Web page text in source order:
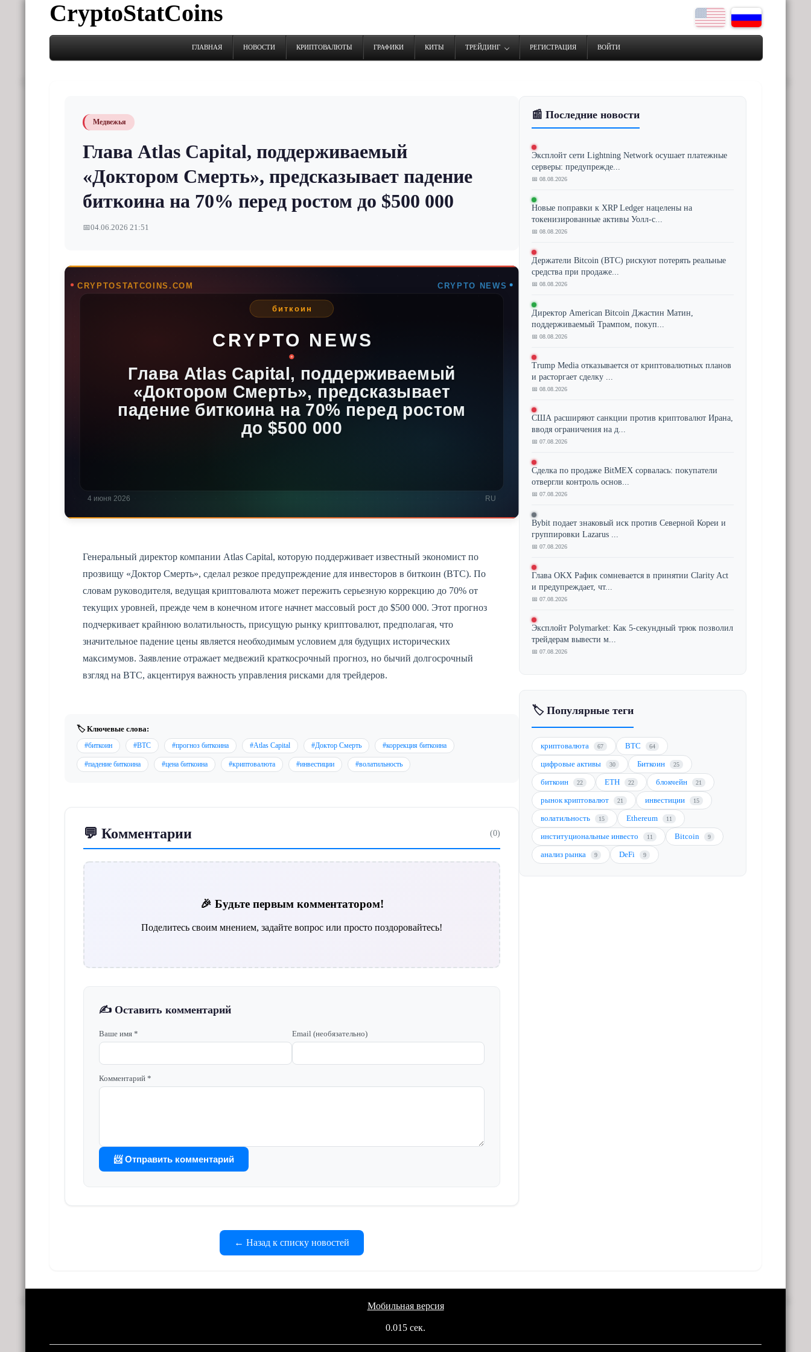
CryptoStatCoins
ГЛАВНАЯ НОВОСТИ КРИПТОВАЛЮТЫ ГРАФИКИ КИТЫ ТРЕЙДИНГ РЕГИСТРАЦИЯ ВОЙТИ
Медвежья
Глава Atlas Capital, поддерживаемый
«Доктором Смерть», предсказывает падение
биткоина на 70% перед ростом до $500 000
📅04.06.2026 21:51
Генеральный директор компании Atlas Capital, которую поддерживает известный экономист по
прозвищу «Доктор Смерть», сделал резкое предупреждение для инвесторов в биткоин (BTC). По
словам руководителя, ведущая криптовалюта может пережить серьезную коррекцию до 70% от
текущих уровней, прежде чем в конечном итоге начнет массовый рост до $500 000. Этот прогноз
подчеркивает крайнюю волатильность, присущую рынку криптовалют, предполагая, что
значительное падение цены является необходимым условием для будущих исторических
максимумов. Заявление отражает медвежий краткосрочный прогноз, но бычий долгосрочный
взгляд на BTC, акцентируя важность управления рисками для трейдеров.
🏷️ Ключевые слова:
#биткоин #BTC #прогноз биткоина #Atlas Capital #Доктор Смерть #коррекция биткоина
#падение биткоина #цена биткоина #криптовалюта #инвестиции #волатильность
💬 Комментарии (0)
🎉 Будьте первым комментатором!
Поделитесь своим мнением, задайте вопрос или просто поздоровайтесь!
✍️ Оставить комментарий
Ваше имя * Email (необязательно)
Комментарий *
📨 Отправить комментарий
← Назад к списку новостей
📰 Последние новости
Эксплойт сети Lightning Network осушает платежные
серверы: предупрежде...
📅 08.08.2026
Новые поправки к XRP Ledger нацелены на
токенизированные активы Уолл-с...
📅 08.08.2026
Держатели Bitcoin (BTC) рискуют потерять реальные
средства при продаже...
📅 08.08.2026
Директор American Bitcoin Джастин Матин,
поддерживаемый Трампом, покуп...
📅 08.08.2026
Trump Media отказывается от криптовалютных планов
и расторгает сделку ...
📅 08.08.2026
США расширяют санкции против криптовалют Ирана,
вводя ограничения на д...
📅 07.08.2026
Сделка по продаже BitMEX сорвалась: покупатели
отвергли контроль основ...
📅 07.08.2026
Bybit подает знаковый иск против Северной Кореи и
группировки Lazarus ...
📅 07.08.2026
Глава OKX Рафик сомневается в принятии Clarity Act
и предупреждает, чт...
📅 07.08.2026
Эксплойт Polymarket: Как 5-секундный трюк позволил
трейдерам вывести м...
📅 07.08.2026
🏷️ Популярные теги
криптовалюта 67 BTC 64
цифровые активы 30 Биткоин 25
биткоин 22 ETH 22 блокчейн 21
рынок криптовалют 21 инвестиции 15
волатильность 15 Ethereum 11
институциональные инвесто 11 Bitcoin 9
анализ рынка 9 DeFi 9
Мобильная версия
0.015 сек.